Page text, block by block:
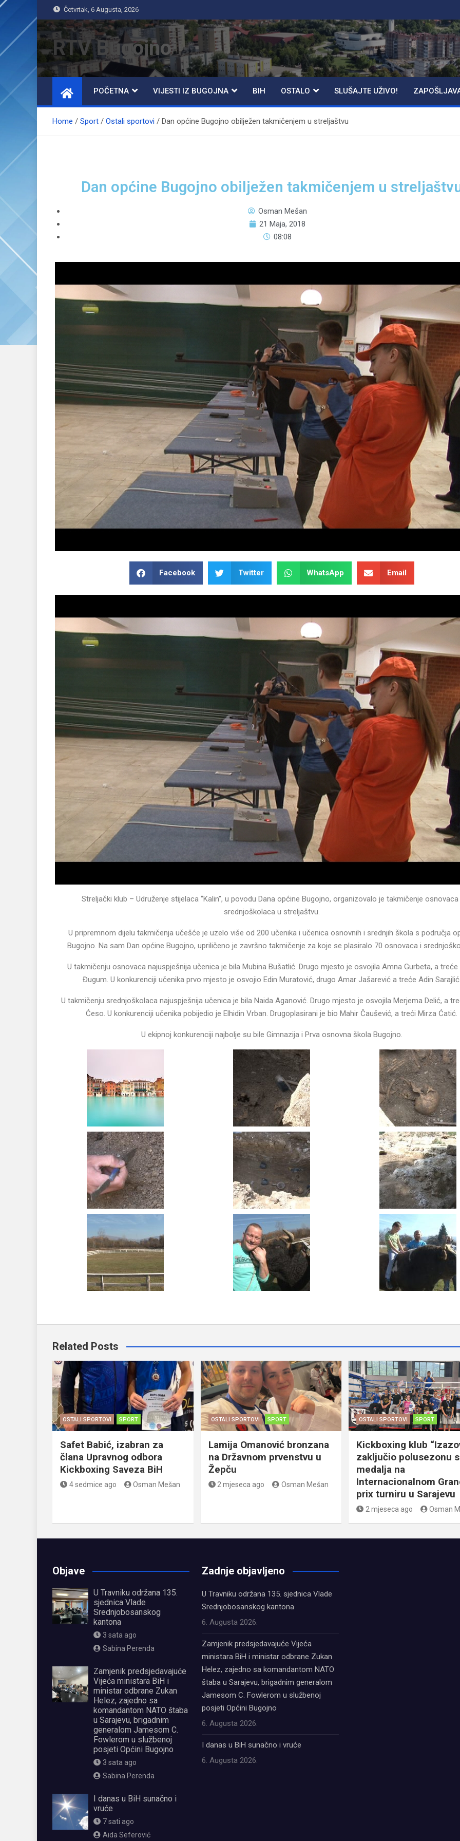
Četvrtak, 6 Augusta, 2026
RTV Bugojno
POČETNA VIJESTI IZ BUGOJNA BIH OSTALO SLUŠAJTE UŽIVO!
Home Sport Ostali sportovi Dan općine Bugojno obilježen takmičenjem u streljaštvu
Dan općine Bugojno obilježen takmičenjem u
Osman Mešan
21 Maja, 2018
08:08
Facebook Twitter WhatsApp Email
Streljački klub – Udruženje stijelaca “Kalin”, u povodu Dana općine Bugojno, organizovalo je takmičenje osnovaca
srednjoškolaca u streljaštvu.
U pripremnom dijelu takmičenja učešće je uzelo više od 200 učenika i učenica osnovnih i srednjih škola s područja
Bugojno. Na sam Dan općine Bugojno, upriličeno je završno takmičenje za koje se plasiralo 70 osnovaca i
U takmičenju osnovaca najuspješnija učenica je bila Mubina Bušatlić. Drugo mjesto je osvojila Amna Gurbeta, a treće
Đugum. U konkurenciji učenika prvo mjesto je osvojio Edin Muratović, drugo Amar Jašarević a treće Adin
U takmičenju srednjoškolaca najuspješnija učenica je bila Naida Aganović. Drugo mjesto je osvojila Merjema Delić, a
Ćeso. U konkurenciji učenika pobijedio je Elhidin Vrban. Drugoplasirani je bio Mahir Čaušević, a treći Mirza Ćatić.
U ekipnoj konkurenciji najbolje su bile Gimnazija i Prva osnovna škola Bugojno.
Related Posts
OSTALI SPORTOVI SPORT
Safet Babić, izabran za
člana Upravnog odbora
Kickboxing Saveza BiH
4 sedmice ago Osman Mešan
OSTALI SPORTOVI SPORT
Lamija Omanović bronzana
na Državnom prvenstvu u
Žepču
2 mjeseca ago Osman Mešan
OSTALI SPORTOVI SPORT
Kickboxing klub
zaključio polusezonu
medalja na
Internacionalnom
prix turniru u Sarajevu
2 mjeseca ago Osman
Objave
U Travniku održana 135.
sjednica Vlade
Srednjobosanskog
kantona
3 sata ago
Sabina Perenda
Zamjenik predsjedavajuće
Vijeća ministara BiH i
ministar odbrane Zukan
Helez, zajedno sa
komandantom NATO štaba
u Sarajevu, brigadnim
generalom Jamesom C.
Fowlerom u službenoj
posjeti Općini Bugojno
3 sata ago
Sabina Perenda
I danas u BiH sunačno i
vruće
7 sati ago
Aida Seferović
Zadnje objavljeno
U Travniku održana 135. sjednica Vlade
Srednjobosanskog kantona
6. Augusta 2026.
Zamjenik predsjedavajuće Vijeća
ministara BiH i ministar odbrane Zukan
Helez, zajedno sa komandantom NATO
štaba u Sarajevu, brigadnim generalom
Jamesom C. Fowlerom u službenoj
posjeti Općini Bugojno
6. Augusta 2026.
I danas u BiH sunačno i vruće
6. Augusta 2026.